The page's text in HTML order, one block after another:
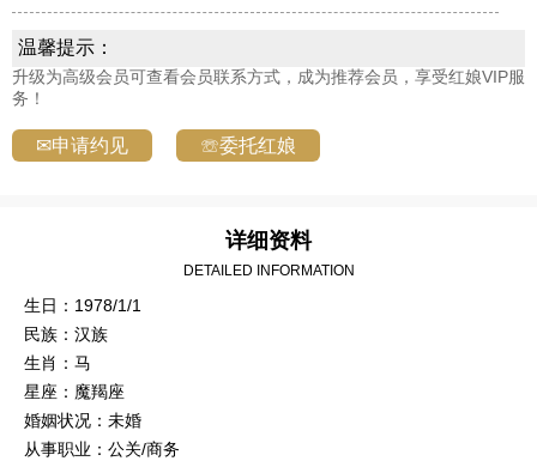
温馨提示：
升级为高级会员可查看会员联系方式，成为推荐会员，享受红娘VIP服
务！
✉申请约见 ☏委托红娘
详细资料
DETAILED INFORMATION
生日：1978/1/1
民族：汉族
生肖：马
星座：魔羯座
婚姻状况：未婚
从事职业：公关/商务